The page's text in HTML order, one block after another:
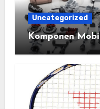
Uncategorized
Komponen